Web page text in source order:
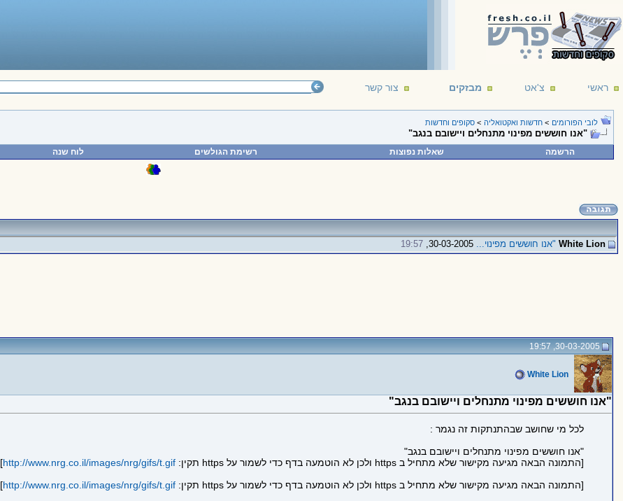
ראשי צ'אט מבזקים צור קשר
לובי הפורומים > חדשות ואקטואליה > סקופים וחדשות
"אנו חוששים מפינוי מתנחלים ויישובם בנגב"
הרשמה שאלות נפוצות רשימת הגולשים לוח שנה
White Lion "אנו חוששים מפינוי... 19:57
30-03-2005, 19:57
White Lion
"אנו חוששים מפינוי מתנחלים ויישובם בנגב"
לכל מי שחושב שבהתנתקות זה נגמר :
"אנו חוששים מפינוי מתנחלים ויישובם בנגב"
[התמונה הבאה מגיעה מקישור שלא מתחיל ב https ולכן לא הוטמעה בדף כדי לשמור על https תקין:
http://www.nrg.co.il/images/nrg/gifs/t.gif
]
[התמונה הבאה מגיעה מקישור שלא מתחיל ב https ולכן לא הוטמעה בדף כדי לשמור על https תקין:
http://www.nrg.co.il/images/nrg/gifs/t.gif
]